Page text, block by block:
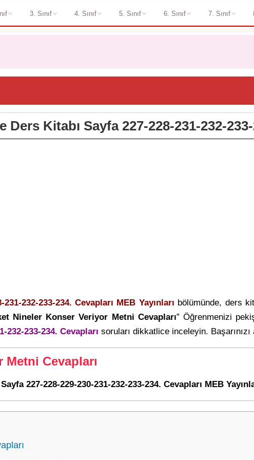
3. Sınıf 4. Sınıf 5. Sınıf 6. Sınıf 7. Sınıf
Ders Kitabı Sayfa 227-228-231-232-
232-233-234. Cevapları MEB Yayınları bölümünde, ders
Nineler Konser Veriyor Metni Cevapları” Öğrenmenizi
232-233-234. Cevapları soruları dikkatlice inceleyin. Başarınızı
Cevapları
227-228-229-230-231-232-233-234. Cevapları MEB